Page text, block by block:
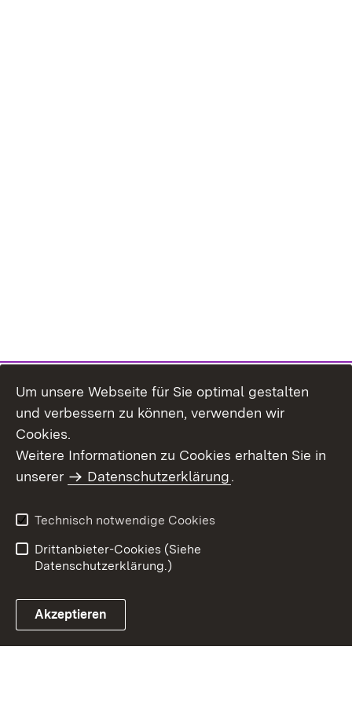
Benutzungshinweise
Erklärung zur
Um unsere Webseite für Sie optimal gestalten
und verbessern zu können, verwenden wir
Cookies.
Weitere Informationen zu Cookies erhalten Sie in
unserer
Datenschutzerklärung.
Technisch notwendige Cookies
Drittanbieter-Cookies (Siehe
Datenschutzerklärung.)
Akzeptieren